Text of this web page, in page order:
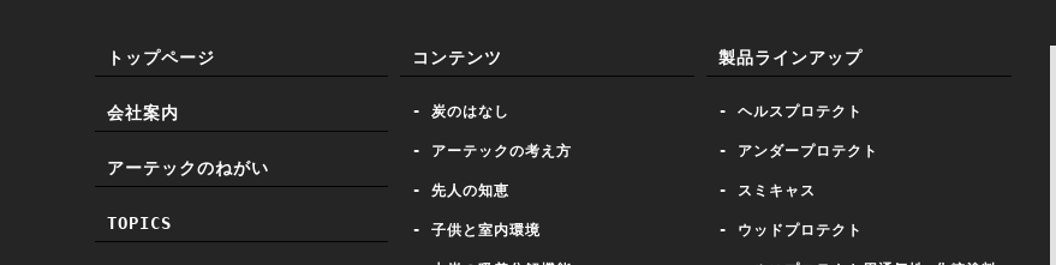
トップページ
会社案内
アーテックのねがい
TOPICS
コンテンツ
- 炭のはなし
- アーテックの考え方
- 先人の知恵
- 子供と室内環境
製品ラインアップ
- ヘルスプロテクト
- アンダープロテクト
- スミキャス
- ウッドプロテクト